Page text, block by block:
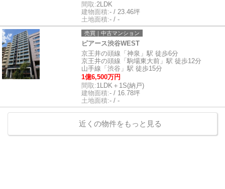
間取:2LDK
建物面積:- / 23.46坪
土地面積:- / -
売買｜中古マンション
ピアース渋谷WEST
京王井の頭線「神泉」駅 徒歩6分
京王井の頭線「駒場東大前」駅 徒歩12分
山手線「渋谷」駅 徒歩15分
1億6,500万円
間取:1LDK＋1S(納戸)
建物面積:- / 16.78坪
土地面積:- / -
近くの物件をもっと見る